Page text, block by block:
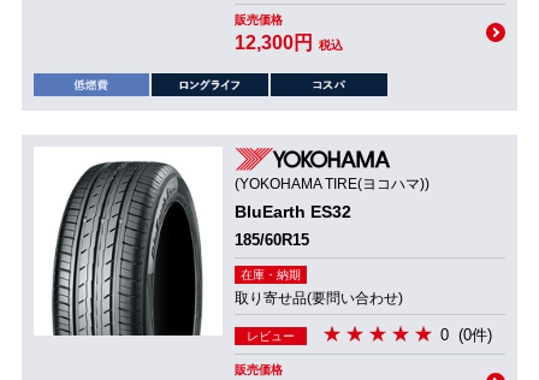
販売価格
12,300円 税込
(YOKOHAMA TIRE(ヨコハマ))
BluEarth ES32
185/60R15
在庫・納期
取り寄せ品(要問い合わせ)
レビュー 0 (0件)
販売価格